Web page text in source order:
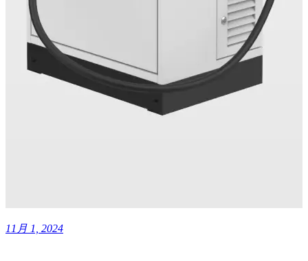
11月 1, 2024